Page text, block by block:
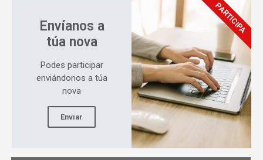
Envíanos a
túa nova
Podes participar
enviándonos a túa
nova
Enviar
PARTICIPA